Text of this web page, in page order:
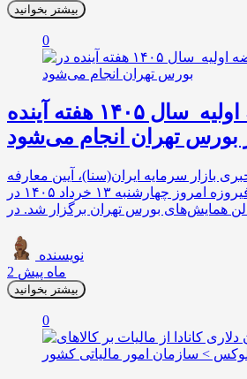
بیشتر بخوانید
0
نخستین عرضه اولیه سال ۱۴۰۵ هفته آینده
بورس تهران انجام می‌شود
بازار سرمایه ایران(سنا)، آیین معارفه
عرضه اولیه سهام فیروزه امروز چهارشنبه ۱۳ خرداد ۱۴۰۵ در
همایش‌های بورس تهران برگزار شد. در
نویسنده
2 ماه پیش
بیشتر بخوانید
0